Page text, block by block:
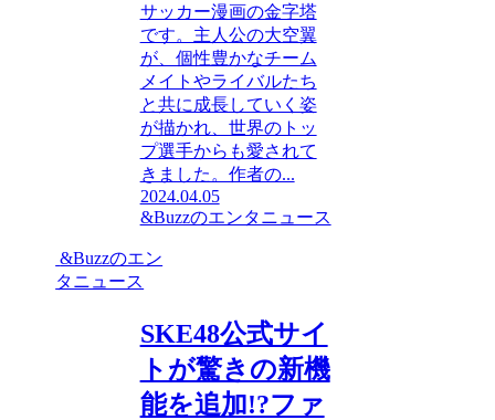
サッカー漫画の金字塔
です。主人公の大空翼
が、個性豊かなチーム
メイトやライバルたち
と共に成長していく姿
が描かれ、世界のトッ
プ選手からも愛されて
きました。作者の...
2024.04.05
&Buzzのエンタニュース
&Buzzのエン
タニュース
SKE48公式サイ
トが驚きの新機
能を追加!?ファ